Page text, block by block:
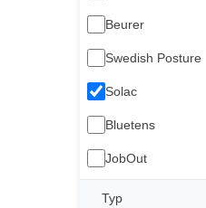
Beurer
Swedish Posture
Solac
Bluetens
JobOut
Typ